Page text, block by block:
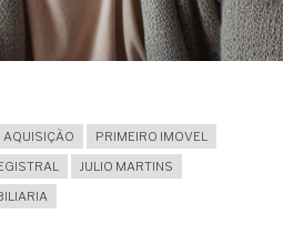
AQUISIÇÃO
PRIMEIRO IMOVEL
JULIO MARTINS